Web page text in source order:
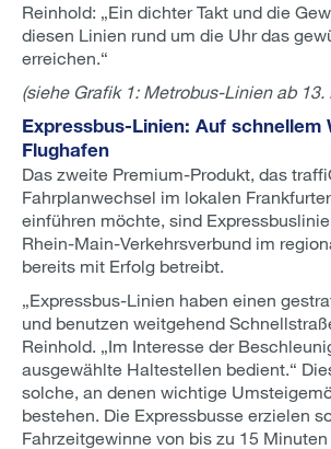
Reinhold: „Ein dichter Takt und die
diesen Linien rund um die Uhr das
erreichen.“
(siehe Grafik 1: Metrobus-Linien ab 13.
Expressbus-Linien: Auf schnellem
Flughafen
Das zweite Premium-Produkt, das
Fahrplanwechsel im lokalen
einführen möchte, sind
Rhein-Main-Verkehrsverbund im
bereits mit Erfolg betreibt.
„Expressbus-Linien haben einen
und benutzen weitgehend
Reinhold. „Im Interesse der
ausgewählte Haltestellen bedient.“
solche, an denen wichtige
bestehen. Die Expressbusse erzielen
Fahrzeitgewinne von bis zu 15